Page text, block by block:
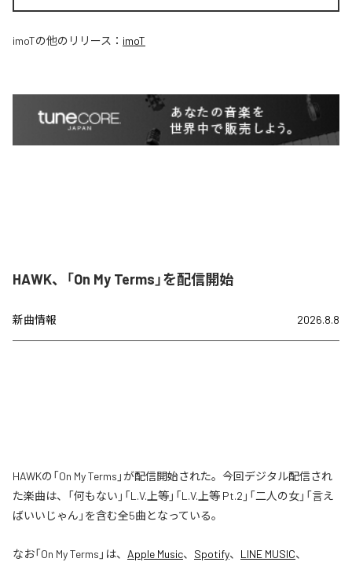
imoTの他のリリース： imoT
HAWK、「On My Terms」を配信開始
新曲情報 2026.8.8
HAWKの「On My Terms」が配信開始された。今回デジタル配信され
た楽曲は、「何もない」「L.V.上等」「L.V.上等 Pt.2」「二人の女」「言え
ばいいじゃん」を含む全5曲となっている。
なお「On My Terms 」は、 Apple Music、 Spotify、 LINE MUSIC、